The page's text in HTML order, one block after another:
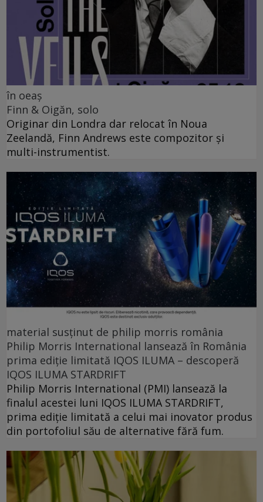
în oeaș
Finn & Oigăn, solo
Originar din Londra dar relocat în Noua
Zeelandă, Finn Andrews este compozitor și
multi-instrumentist.
material susținut de philip morris românia
Philip Morris International lansează în România
prima ediție limitată IQOS ILUMA – descoperă
IQOS ILUMA STARDRIFT
Philip Morris International (PMI) lansează la
finalul acestei luni IQOS ILUMA STARDRIFT,
prima ediție limitată a celui mai inovator produs
din portofoliul său de alternative fără fum.